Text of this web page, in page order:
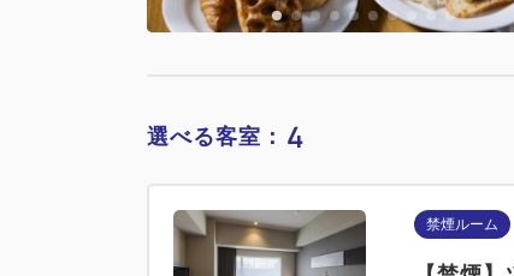
選べる客室： 4
禁煙ルーム